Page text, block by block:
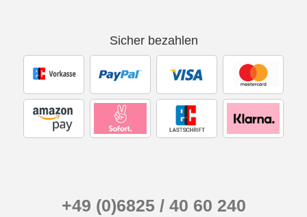
Sicher bezahlen
+49 (0)6825 / 40 60 240